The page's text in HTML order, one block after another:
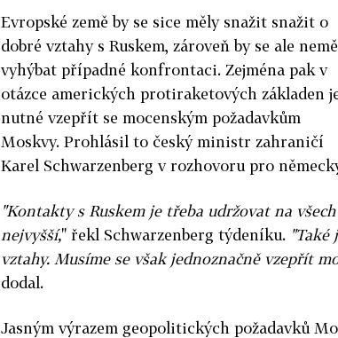
Evropské země by se sice měly snažit snažit o
dobré vztahy s Ruskem, zároveň by se ale
vyhýbat případné konfrontaci. Zejména pak v
otázce amerických protiraketových základen
nutné vzepřít se mocenským požadavkům
Moskvy. Prohlásil to český ministr zahraničí
Karel Schwarzenberg v rozhovoru pro
"Kontakty s Ruskem je třeba udržovat na
nejvyšší," řekl Schwarzenberg týdeníku. "Také
vztahy. Musíme se však jednoznačně vzepřít
dodal.
Jasným výrazem geopolitických požadavků